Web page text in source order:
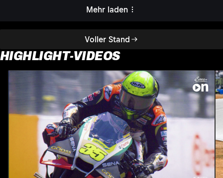
Voller Stand
Mehr laden
HIGHLIGHT-VIDEOS